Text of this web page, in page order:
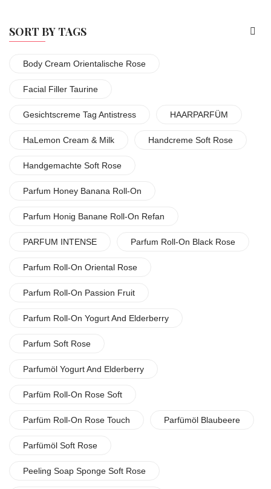
SORT BY TAGS
Body Cream Orientalische Rose
Facial Filler Taurine
Gesichtscreme Tag Antistress HAARPARFÜM
HaLemon Cream & Milk Handcreme Soft Rose
Handgemachte Soft Rose
Parfum Honey Banana Roll-On
Parfum Honig Banane Roll-On Refan
PARFUM INTENSE Parfum Roll-On Black Rose
Parfum Roll-On Oriental Rose
Parfum Roll-On Passion Fruit
Parfum Roll-On Yogurt And Elderberry
Parfum Soft Rose
Parfumöl Yogurt And Elderberry
Parfüm Roll-On Rose Soft
Parfüm Roll-On Rose Touch Parfümöl Blaubeere
Parfümöl Soft Rose
Peeling Soap Sponge Soft Rose